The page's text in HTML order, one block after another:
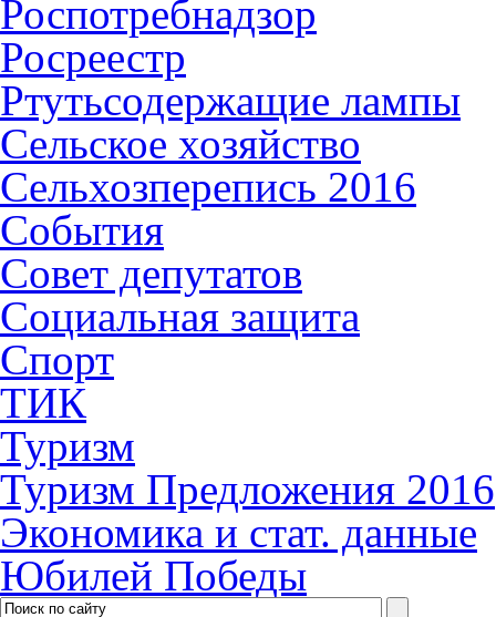
Роспотребнадзор
Росреестр
Ртутьсодержащие лампы
Сельское хозяйство
Сельхозперепись 2016
События
Совет депутатов
Социальная защита
Спорт
ТИК
Туризм
Туризм Предложения 2016
Экономика и стат. данные
Юбилей Победы